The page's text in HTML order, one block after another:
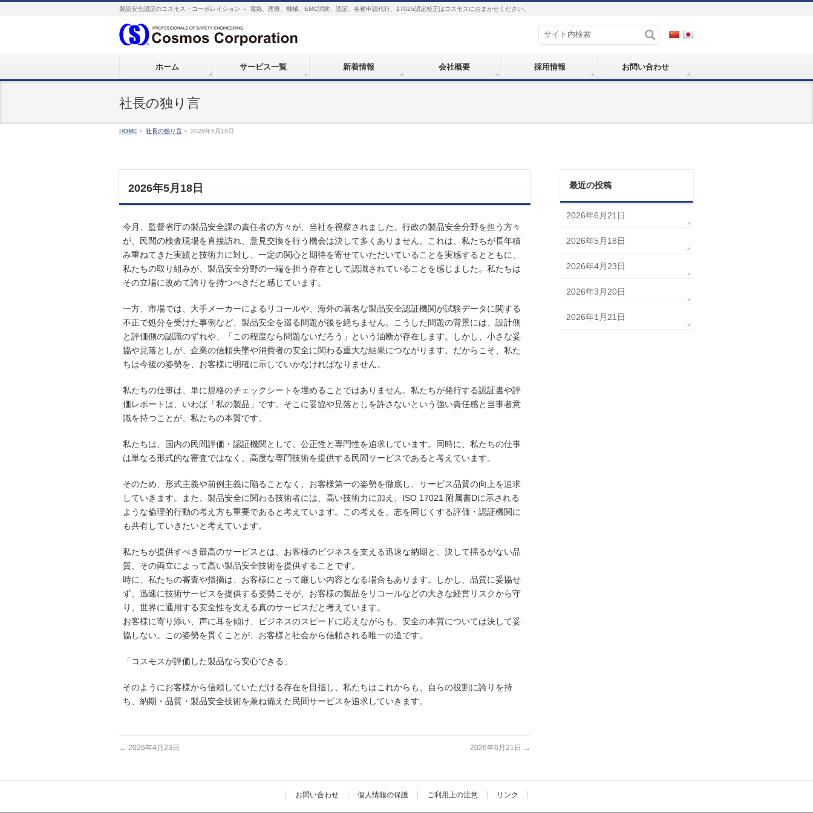
製品安全認証のコスモス・コーポレイション － 電気、医療、機械、EMC試験、認証、各種申請代行、17025認定校正はコスモスにおまかせください。
ホーム サービス一覧 新着情報 会社概要 採用情報 お問い合わせ
社長の独り言
HOME » 社長の独り言 » 2026年5月18日
2026年5月18日
今月、監督省庁の製品安全課の責任者の方々が、当社を視察されました。行政の製品安全分野を担う方々
が、民間の検査現場を直接訪れ、意見交換を行う機会は決して多くありません。これは、私たちが長年積
み重ねてきた実績と技術力に対し、一定の関心と期待を寄せていただいていることを実感するとともに、
私たちの取り組みが、製品安全分野の一端を担う存在として認識されていることを感じました。私たちは
その立場に改めて誇りを持つべきだと感じています。
一方、市場では、大手メーカーによるリコールや、海外の著名な製品安全認証機関が試験データに関する
不正で処分を受けた事例など、製品安全を巡る問題が後を絶ちません。こうした問題の背景には、設計側
と評価側の認識のずれや、「この程度なら問題ないだろう」という油断が存在します。しかし、小さな妥
協や見落としが、企業の信頼失墜や消費者の安全に関わる重大な結果につながります。だからこそ、私た
ちは今後の姿勢を、お客様に明確に示していかなければなりません。
私たちの仕事は、単に規格のチェックシートを埋めることではありません。私たちが発行する認証書や評
価レポートは、いわば「私の製品」です。そこに妥協や見落としを許さないという強い責任感と当事者意
識を持つことが、私たちの本質です。
私たちは、国内の民間評価・認証機関として、公正性と専門性を追求しています。同時に、私たちの仕事
は単なる形式的な審査ではなく、高度な専門技術を提供する民間サービスであると考えています。
そのため、形式主義や前例主義に陥ることなく、お客様第一の姿勢を徹底し、サービス品質の向上を追求
していきます。また、製品安全に関わる技術者には、高い技術力に加え、ISO 17021 附属書Dに示される
ような倫理的行動の考え方も重要であると考えています。この考えを、志を同じくする評価・認証機関に
も共有していきたいと考えています。
私たちが提供すべき最高のサービスとは、お客様のビジネスを支える迅速な納期と、決して揺るがない品
質、その両立によって高い製品安全技術を提供することです。
時に、私たちの審査や指摘は、お客様にとって厳しい内容となる場合もあります。しかし、品質に妥協せ
ず、迅速に技術サービスを提供する姿勢こそが、お客様の製品をリコールなどの大きな経営リスクから守
り、世界に通用する安全性を支える真のサービスだと考えています。
お客様に寄り添い、声に耳を傾け、ビジネスのスピードに応えながらも、安全の本質については決して妥
協しない。この姿勢を貫くことが、お客様と社会から信頼される唯一の道です。
「コスモスが評価した製品なら安心できる」
そのようにお客様から信頼していただける存在を目指し、私たちはこれからも、自らの役割に誇りを持
ち、納期・品質・製品安全技術を兼ね備えた民間サービスを追求していきます。
← 2026年4月23日 2026年6月21日 →
最近の投稿
2026年6月21日
2026年5月18日
2026年4月23日
2026年3月20日
2026年1月21日
お問い合わせ 個人情報の保護 ご利用上の注意 リンク